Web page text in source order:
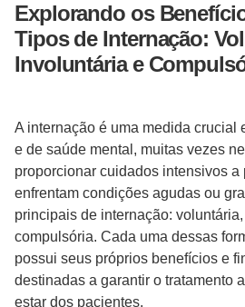
Explorando os
Tipos de Internação:
Involuntária e
A internação é uma medida crucial
e de saúde mental, muitas vezes
proporcionar cuidados intensivos a
enfrentam condições agudas ou
principais de internação:
compulsória. Cada uma dessas
possui seus próprios benefícios e
destinadas a garantir o tratamento
estar dos pacientes.